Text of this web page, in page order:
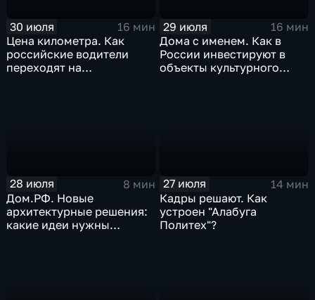
30 июля
16 мин
Цена километра. Как
российские водители
переходят на
29 июля
16 мин
Дома с именем. Как в
России инвестируют в
объекты культурного
28 июля
8 мин
Дом.РФ. Новые
архитектурные решения:
какие идеи нужны
27 июля
14 мин
Кадры решают. Как
устроен "Алабуга
Политех"?